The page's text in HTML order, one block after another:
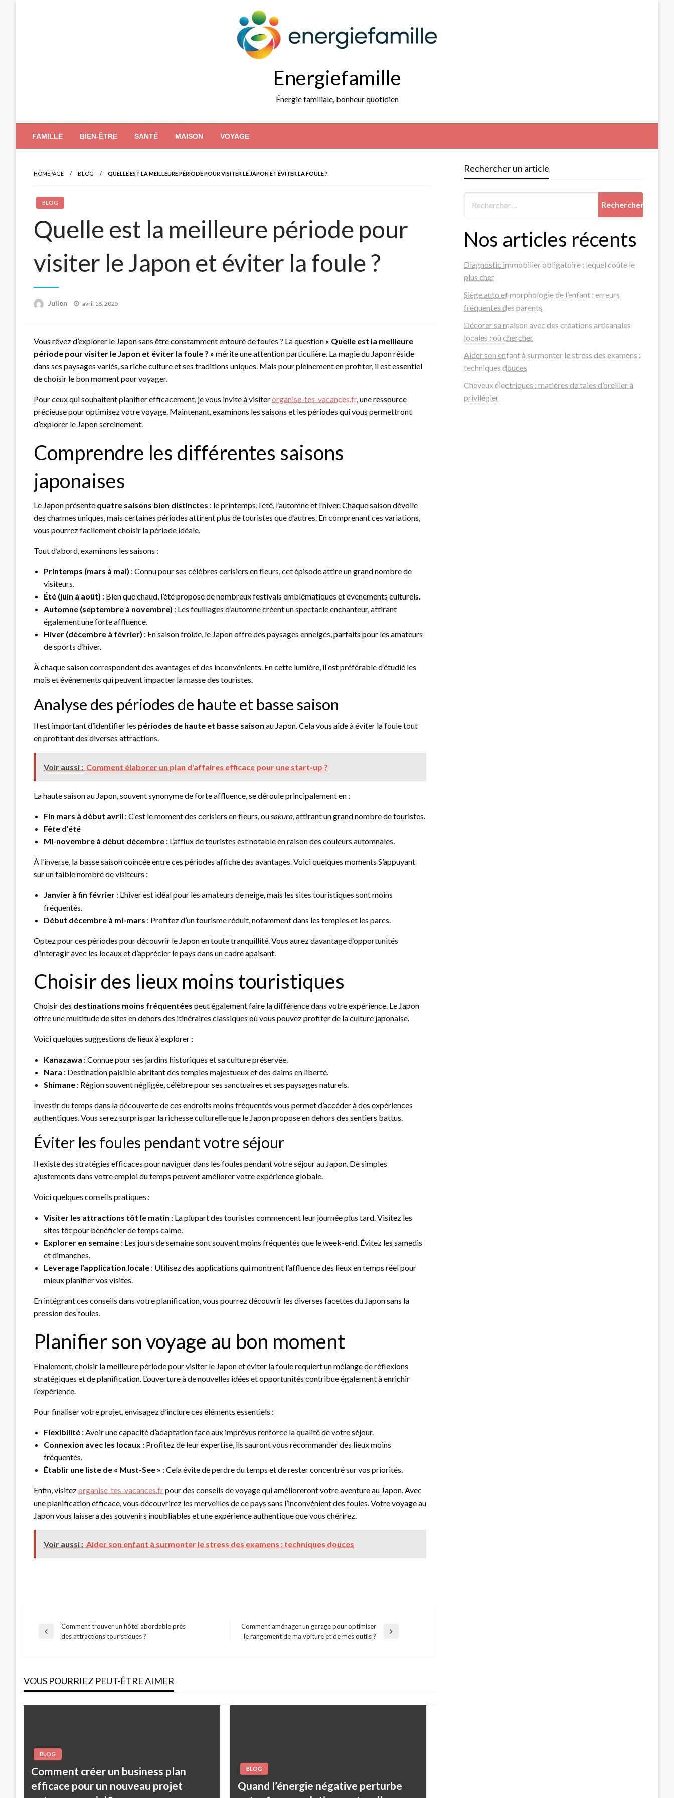
Energiefamille
Énergie familiale, bonheur quotidien
FAMILLE BIEN-ÊTRE SANTÉ MAISON VOYAGE
HOMEPAGE BLOG QUELLE EST LA MEILLEURE PÉRIODE POUR VISITER LE JAPON ET ÉVITER LA FOULE ?
BLOG
Quelle est la meilleure période pour
visiter le Japon et éviter la foule ?
Julien
Posted
avril 18, 2025
Vous rêvez d’explorer le Japon sans être constamment entouré de foules ? La question « Quelle est la meilleure
période pour visiter le Japon et éviter la foule ? » mérite une attention particulière. La magie du Japon réside
dans ses paysages variés, sa riche culture et ses traditions uniques. Mais pour pleinement en profiter, il est essentiel
de choisir le bon moment pour voyager.
Pour ceux qui souhaitent planifier efficacement, je vous invite à visiterorganise-tes-vacances.fr, une ressource
précieuse pour optimisez votre voyage. Maintenant, examinons les saisons et les périodes qui vous permettront
d’explorer le Japon sereinement.
Comprendre les différentes saisons
japonaises
Le Japon présente quatre saisons bien distinctes : le printemps, l’été, l’automne et l’hiver. Chaque saison dévoile
des charmes uniques, mais certaines périodes attirent plus de touristes que d’autres. En comprenant ces variations,
vous pourrez facilement choisir la période idéale.
Tout d’abord, examinons les saisons :
Printemps (mars à mai) : Connu pour ses célèbres cerisiers en fleurs, cet épisode attire un grand nombre de
visiteurs.
Été (juin à août) : Bien que chaud, l’été propose de nombreux festivals emblématiques et événements culturels.
Automne (septembre à novembre) : Les feuillages d’automne créent un spectacle enchanteur, attirant
également une forte affluence.
Hiver (décembre à février) : En saison froide, le Japon offre des paysages enneigés, parfaits pour les amateurs
de sports d’hiver.
À chaque saison correspondent des avantages et des inconvénients. En cette lumière, il est préférable d’étudié les
mois et événements qui peuvent impacter la masse des touristes.
Analyse des périodes de haute et basse saison
Il est important d’identifier les périodes de haute et basse saison au Japon. Cela vous aide à éviter la foule tout
en profitant des diverses attractions.
Voir aussi : Comment élaborer un plan d'affaires efficace pour une start-up ?
La haute saison au Japon, souvent synonyme de forte affluence, se déroule principalement en :
Fin mars à début avril : C’est le moment des cerisiers en fleurs, ousakura, attirant un grand nombre de touristes.
Fête d’été
Mi-novembre à début décembre : L’afflux de touristes est notable en raison des couleurs automnales.
À l’inverse, la basse saison coincée entre ces périodes affiche des avantages. Voici quelques moments S’appuyant
sur un faible nombre de visiteurs :
Janvier à fin février : L’hiver est idéal pour les amateurs de neige, mais les sites touristiques sont moins
fréquentés.
Début décembre à mi-mars : Profitez d’un tourisme réduit, notamment dans les temples et les parcs.
Optez pour ces périodes pour découvrir le Japon en toute tranquillité. Vous aurez davantage d’opportunités
d’interagir avec les locaux et d’apprécier le pays dans un cadre apaisant.
Choisir des lieux moins touristiques
Choisir des destinations moins fréquentées peut également faire la différence dans votre expérience. Le Japon
offre une multitude de sites en dehors des itinéraires classiques où vous pouvez profiter de la culture japonaise.
Voici quelques suggestions de lieux à explorer :
Kanazawa : Connue pour ses jardins historiques et sa culture préservée.
Nara : Destination paisible abritant des temples majestueux et des daims en liberté.
Shimane : Région souvent négligée, célèbre pour ses sanctuaires et ses paysages naturels.
Investir du temps dans la découverte de ces endroits moins fréquentés vous permet d’accéder à des expériences
authentiques. Vous serez surpris par la richesse culturelle que le Japon propose en dehors des sentiers battus.
Éviter les foules pendant votre séjour
Il existe des stratégies efficaces pour naviguer dans les foules pendant votre séjour au Japon. De simples
ajustements dans votre emploi du temps peuvent améliorer votre expérience globale.
Voici quelques conseils pratiques :
Visiter les attractions tôt le matin : La plupart des touristes commencent leur journée plus tard. Visitez les
sites tôt pour bénéficier de temps calme.
Explorer en semaine : Les jours de semaine sont souvent moins fréquentés que le week-end. Évitez les samedis
et dimanches.
Leverage l’application locale : Utilisez des applications qui montrent l’affluence des lieux en temps réel pour
mieux planifier vos visites.
En intégrant ces conseils dans votre planification, vous pourrez découvrir les diverses facettes du Japon sans la
pression des foules.
Planifier son voyage au bon moment
Finalement, choisir la meilleure période pour visiter le Japon et éviter la foule requiert un mélange de réflexions
stratégiques et de planification. L’ouverture à de nouvelles idées et opportunités contribue également à enrichir
l’expérience.
Pour finaliser votre projet, envisagez d’inclure ces éléments essentiels :
Flexibilité : Avoir une capacité d’adaptation face aux imprévus renforce la qualité de votre séjour.
Connexion avec les locaux : Profitez de leur expertise, ils sauront vous recommander des lieux moins
fréquentés.
Établir une liste de « Must-See » : Cela évite de perdre du temps et de rester concentré sur vos priorités.
Enfin, visitezorganise-tes-vacances.frpour des conseils de voyage qui amélioreront votre aventure au Japon. Avec
une planification efficace, vous découvrirez les merveilles de ce pays sans l’inconvénient des foules. Votre voyage au
Japon vous laissera des souvenirs inoubliables et une expérience authentique que vous chérirez.
Voir aussi : Aider son enfant à surmonter le stress des examens : techniques douces
Navigation
l’article
Previous
Comment trouver un hôtel abordable près
des attractions touristiques ?
Next
Comment aménager un garage pour optimiser
le rangement de ma voiture et de mes outils ?
VOUS POURRIEZ PEUT-ÊTRE AIMER
BLOG
Comment créer un business plan
efficace pour un nouveau projet
BLOG
Quand l’énergie négative perturbe
Rechercher un article
Nos articles récents
Diagnostic immobilier obligatoire : lequel coûte le
plus cher
Siège auto et morphologie de l’enfant : erreurs
fréquentes des parents
Décorer sa maison avec des créations artisanales
locales : où chercher
Aider son enfant à surmonter le stress des examens :
techniques douces
Cheveux électriques : matières de taies d’oreiller à
privilégier